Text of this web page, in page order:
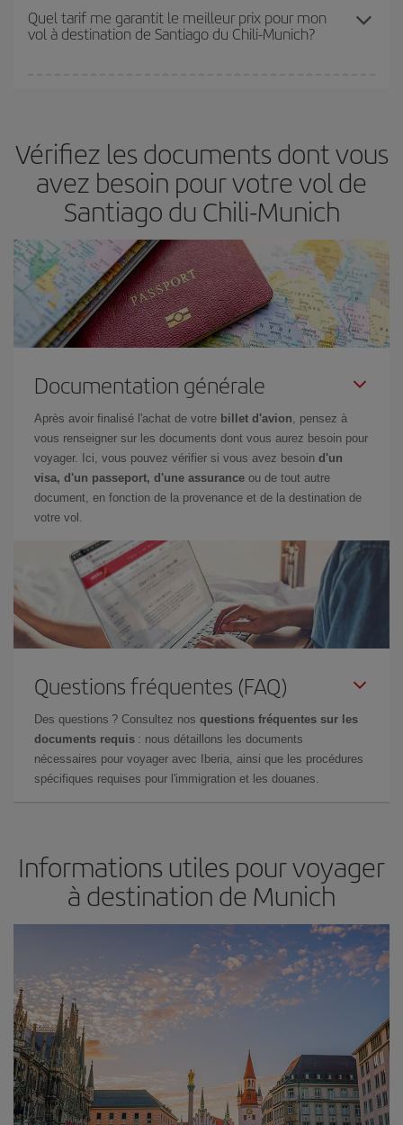
Les prix dépendent du nombre de sièges libres sur le vol et de la
disponibilité ou de l'épuisement des tarifs les plus économiques
Quel tarif me garantit le meilleur prix pour mon
vol à destination de Santiago du Chili-Munich?
Vérifiez les documents dont vous
avez besoin pour votre vol de
Santiago du Chili-Munich
Documentation générale
Après avoir finalisé l'achat de votre billet d'avion, pensez à
vous renseigner sur les documents dont vous aurez besoin pour
voyager. Ici, vous pouvez vérifier si vous avez besoin d'un
visa, d'un passeport, d'une assurance ou de tout autre
document, en fonction de la provenance et de la destination de
votre vol.
Questions fréquentes (FAQ)
Des questions ? Consultez nos questions fréquentes sur les
documents requis : nous détaillons les documents
nécessaires pour voyager avec Iberia, ainsi que les procédures
spécifiques requises pour l'immigration et les douanes.
Informations utiles pour voyager
à destination de Munich